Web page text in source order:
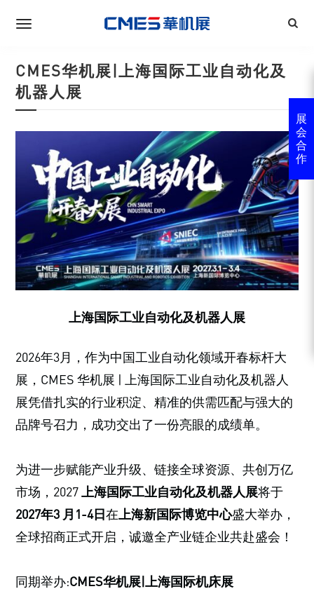
CMES华机展|上海国际工业自动化及
机器人展
上海国际工业自动化及机器人展
2026年3月，作为中国工业自动化领域开春标杆大
展，CMES 华机展 | 上海国际工业自动化及机器人
展凭借扎实的行业积淀、精准的供需匹配与强大的
品牌号召力，成功交出了一份亮眼的成绩单。
为进一步赋能产业升级、链接全球资源、共创万亿
市场，2027
上海国际工业自动化及机器人展将于
2027年3 月1-4日在 上海新国际博览中心盛大举办，
全球招商正式开启，诚邀全产业链企业共赴盛会！
同期举办:CMES华机展|上海国际机床展
展
会
合
作